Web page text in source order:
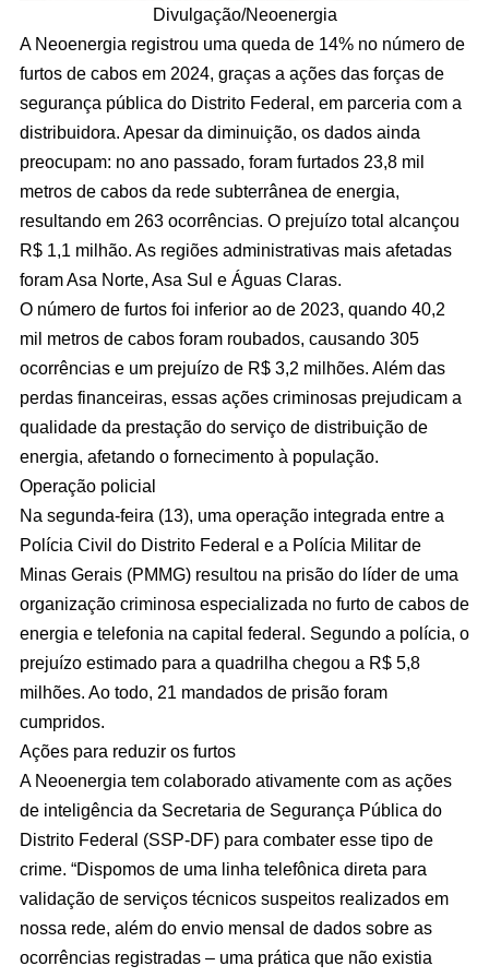
Divulgação/Neoenergia
A Neoenergia registrou uma queda de 14% no número de
furtos de cabos em 2024, graças a ações das forças de
segurança pública do Distrito Federal, em parceria com a
distribuidora. Apesar da diminuição, os dados ainda
preocupam: no ano passado, foram furtados 23,8 mil
metros de cabos da rede subterrânea de energia,
resultando em 263 ocorrências. O prejuízo total alcançou
R$ 1,1 milhão. As regiões administrativas mais afetadas
foram Asa Norte, Asa Sul e Águas Claras.
O número de furtos foi inferior ao de 2023, quando 40,2
mil metros de cabos foram roubados, causando 305
ocorrências e um prejuízo de R$ 3,2 milhões. Além das
perdas financeiras, essas ações criminosas prejudicam a
qualidade da prestação do serviço de distribuição de
energia, afetando o fornecimento à população.
Operação policial
Na segunda-feira (13), uma operação integrada entre a
Polícia Civil do Distrito Federal e a Polícia Militar de
Minas Gerais (PMMG) resultou na prisão do líder de uma
organização criminosa especializada no furto de cabos de
energia e telefonia na capital federal. Segundo a polícia, o
prejuízo estimado para a quadrilha chegou a R$ 5,8
milhões. Ao todo, 21 mandados de prisão foram
cumpridos.
Ações para reduzir os furtos
A Neoenergia tem colaborado ativamente com as ações
de inteligência da Secretaria de Segurança Pública do
Distrito Federal (SSP-DF) para combater esse tipo de
crime. “Dispomos de uma linha telefônica direta para
validação de serviços técnicos suspeitos realizados em
nossa rede, além do envio mensal de dados sobre as
ocorrências registradas – uma prática que não existia